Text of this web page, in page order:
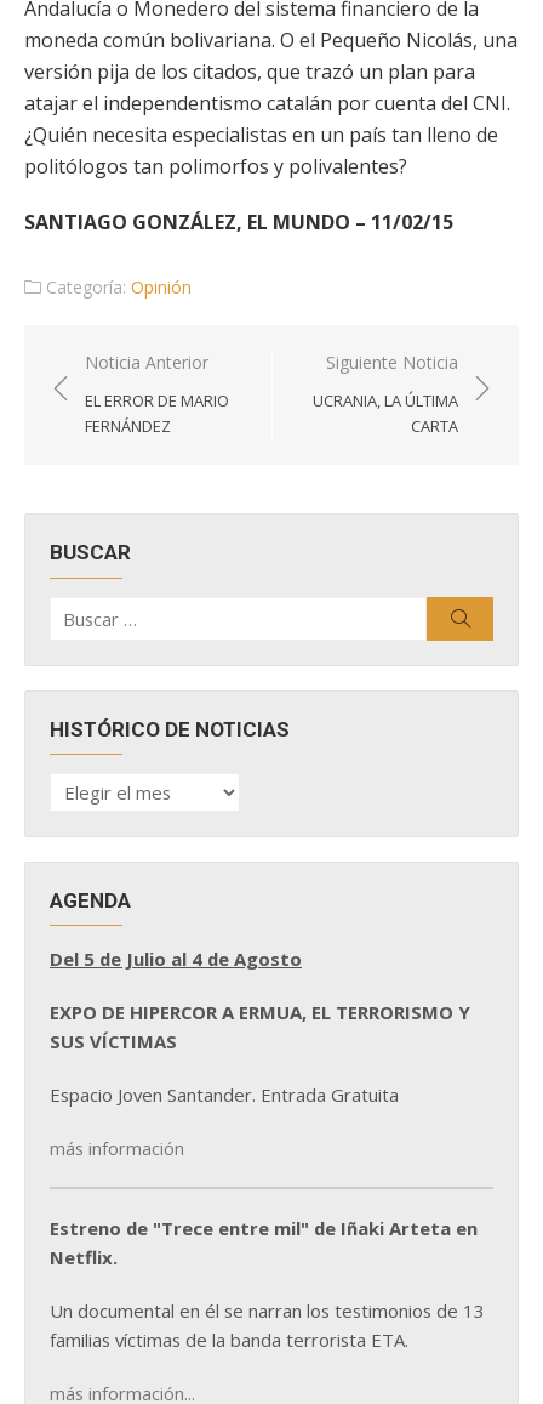
Andalucía o Monedero del sistema financiero de la
moneda común bolivariana. O el Pequeño Nicolás, una
versión pija de los citados, que trazó un plan para
atajar el independentismo catalán por cuenta del CNI.
¿Quién necesita especialistas en un país tan lleno de
politólogos tan polimorfos y polivalentes?
SANTIAGO GONZÁLEZ, EL MUNDO – 11/02/15
Categoría: Opinión
Navegación
de
entradas
Noticia Anterior
EL ERROR DE MARIO
FERNÁNDEZ
Siguiente Noticia
UCRANIA, LA ÚLTIMA
CARTA
BUSCAR
por:
HISTÓRICO DE NOTICIAS
HISTÓRICO
DE
AGENDA
Del 5 de Julio al 4 de Agosto
EXPO DE HIPERCOR A ERMUA, EL TERRORISMO Y
SUS VÍCTIMAS
Espacio Joven Santander. Entrada Gratuita
más información
Estreno de "Trece entre mil" de Iñaki Arteta en
Netflix.
Un documental en él se narran los testimonios de 13
familias víctimas de la banda terrorista ETA.
más información...